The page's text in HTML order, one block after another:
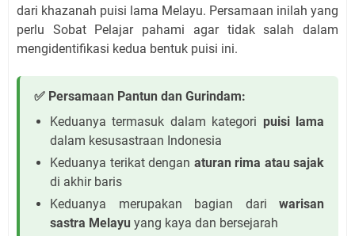
dari khazanah puisi lama Melayu. Persamaan inilah yang
perlu Sobat Pelajar pahami agar tidak salah dalam
mengidentifikasi kedua bentuk puisi ini.
✅ Persamaan Pantun dan Gurindam:
Keduanya termasuk dalam kategori puisi lama
dalam kesusastraan Indonesia
Keduanya terikat dengan aturan rima atau sajak
di akhir baris
Keduanya merupakan bagian dari warisan
sastra Melayu yang kaya dan bersejarah